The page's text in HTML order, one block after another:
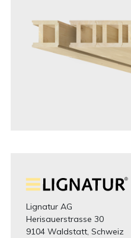
Lignatur AG
Herisauerstrasse 30
9104 Waldstatt, Schweiz